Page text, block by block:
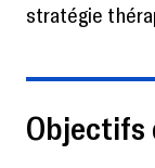
stratégie
Objectifs